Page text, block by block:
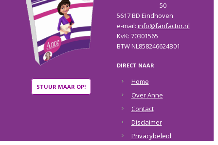
STUUR MAAR OP!
50
5617 BD Eindhoven
e-mail: info@fanfactor.nl
KvK: 70301565
BTW NL858246624B01
DIRECT NAAR
Home
Over Anne
Contact
Disclaimer
Privacybeleid